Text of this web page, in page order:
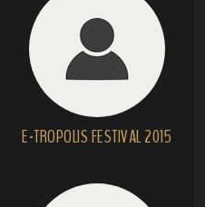
E-TROPOLIS FESTIVAL 2015